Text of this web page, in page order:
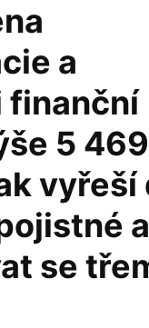
a
finanční
5 469
vyřeší
a
se